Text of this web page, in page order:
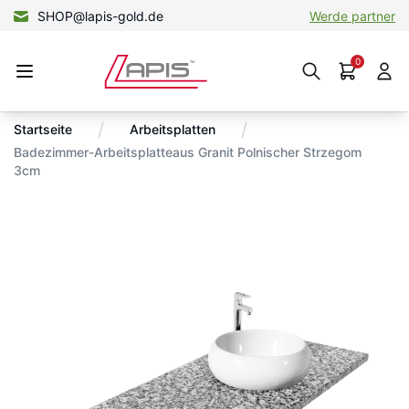
SHOP@lapis-gold.de Werde partner
0
Startseite / Arbeitsplatten /
Badezimmer-Arbeitsplatteaus Granit Polnischer Strzegom
3cm